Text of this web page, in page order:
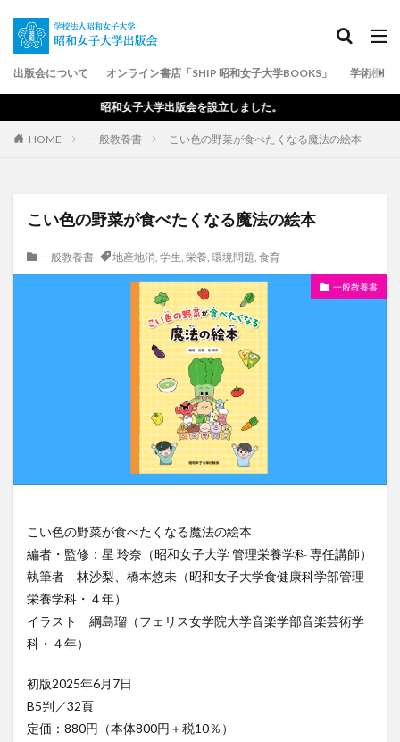
出版会について オンライン書店「SHIP 昭和女子大学BOOKS」 学術機関
昭和女子大学出版会を設立しました。
HOME 一般教養書 こい色の野菜が食べたくなる魔法の絵本
こい色の野菜が食べたくなる魔法の絵本
一般教養書 地産地消, 学生, 栄養, 環境問題, 食育
一般教養書
こい色の野菜が食べたくなる魔法の絵本
編者・監修：星 玲奈（昭和女子大学 管理栄養学科 専任講師）
執筆者 林沙梨、橋本悠未（昭和女子大学食健康科学部管理
栄養学科・４年）
イラスト 綱島瑠（フェリス女学院大学音楽学部音楽芸術学
科・４年）
初版2025年6月7日
B5判／32頁
定価：880円（本体800円＋税10％）
コロナ禍 ブックレット
日本文学
日本文学評論随筆その他
日本文学詩歌
書籍 栄養 機械
民族・民俗
演劇・映画 環境問題
芸術・生活
英米文学
語学 近代文化研究叢書
紀要
検索